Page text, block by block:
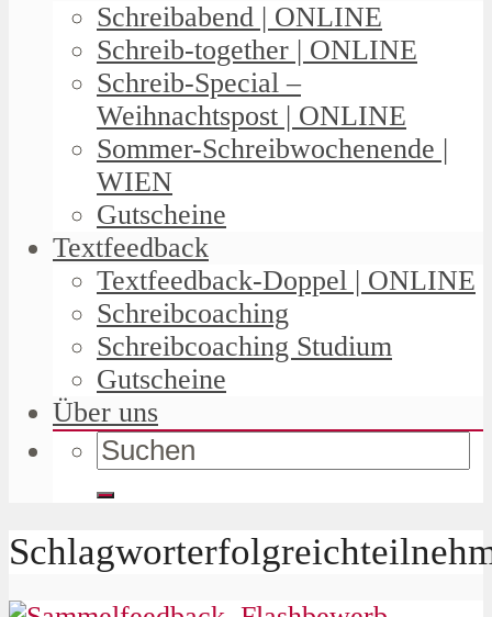
Schreibabend | ONLINE
Schreib-together | ONLINE
Schreib-Special –
Weihnachtspost | ONLINE
Sommer-Schreibwochenende |
WIEN
Gutscheine
Textfeedback
Textfeedback-Doppel | ONLINE
Schreibcoaching
Schreibcoaching Studium
Gutscheine
Über uns